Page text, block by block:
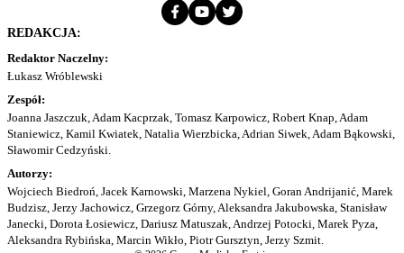
REDAKCJA:
Redaktor Naczelny:
Łukasz Wróblewski
Zespół:
Joanna Jaszczuk, Adam Kacprzak, Tomasz Karpowicz, Robert Knap, Adam
Staniewicz, Kamil Kwiatek, Natalia Wierzbicka, Adrian Siwek, Adam Bąkowski,
Sławomir Cedzyński.
Autorzy:
Wojciech Biedroń, Jacek Karnowski, Marzena Nykiel, Goran Andrijanić, Marek
Budzisz, Jerzy Jachowicz, Grzegorz Górny, Aleksandra Jakubowska, Stanisław
Janecki, Dorota Łosiewicz, Dariusz Matuszak, Andrzej Potocki, Marek Pyza,
Aleksandra Rybińska, Marcin Wikło, Piotr Gursztyn, Jerzy Szmit.